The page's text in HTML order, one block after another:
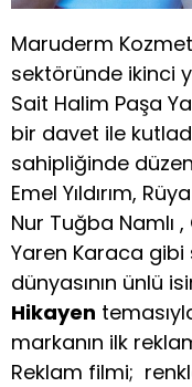
Maruderm
sektöründe ikinci
Sait Halim Paşa
bir davet ile
sahipliğinde
Emel Yıldırım,
Nur Tuğba Namlı
Yaren Karaca
dünyasının ünlü
Hikayen
markanın ilk
Reklam filmi;